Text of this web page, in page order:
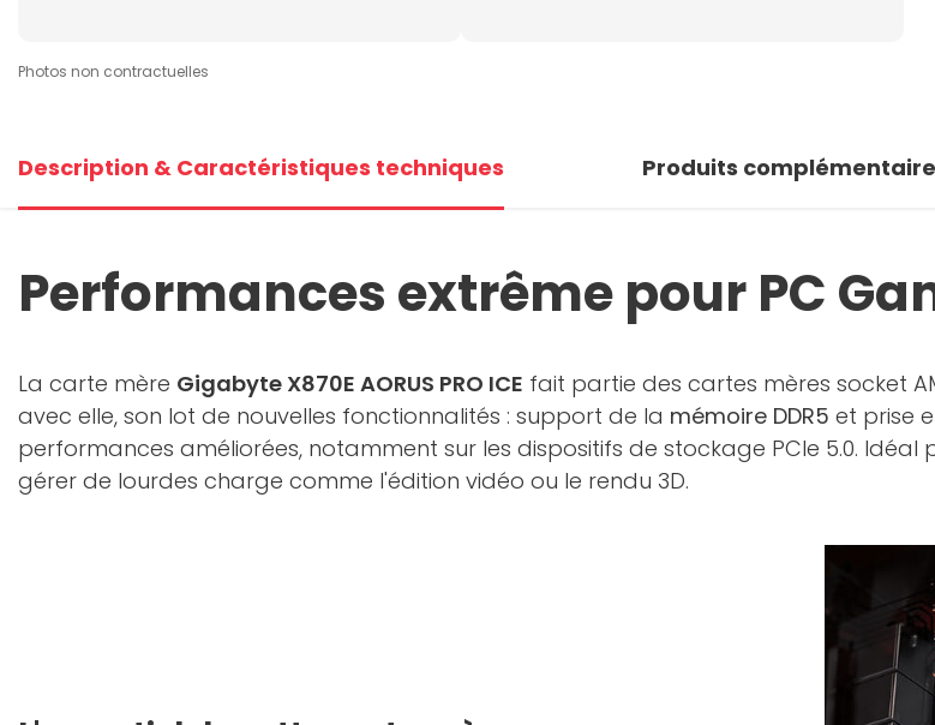
Photos non contractuelles
Description & Caractéristiques techniques Produits
Performances extrême pour PC
La carte mère Gigabyte X870E AORUS PRO ICE fait partie des cartes mères socket
avec elle, son lot de nouvelles fonctionnalités : support de la mémoire DDR5 et prise
performances améliorées, notamment sur les dispositifs de stockage PCIe 5.0.
gérer de lourdes charge comme l'édition vidéo ou le rendu 3D.